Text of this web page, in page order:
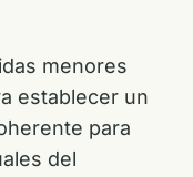
menores
establecer un
para
del